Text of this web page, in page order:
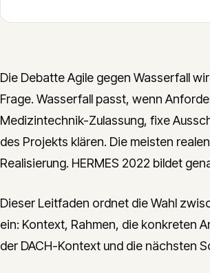
Die Debatte Agile gegen Wasserfall
Frage. Wasserfall passt, wenn
Medizintechnik-Zulassung, fixe
des Projekts klären. Die meisten
Realisierung. HERMES 2022 bildet
Dieser Leitfaden ordnet die Wahl
ein: Kontext, Rahmen, die konkreten
der DACH-Kontext und die nächsten